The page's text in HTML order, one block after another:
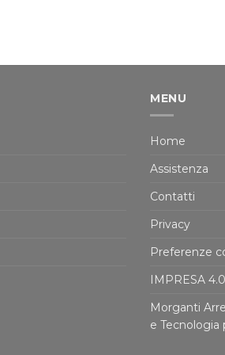
MENU
Home
Assistenza
Contatti
Privacy
Preferenze
IMPRESA 4.0
Morganti
e Tecnologia